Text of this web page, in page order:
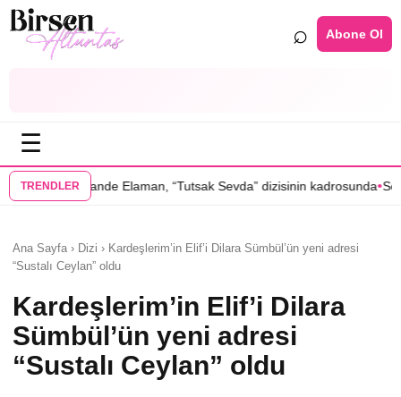
⌕ Abone Ol
☰
TRENDLER
“Tutsak Sevda” dizisinin kadrosunda•Serenay Sarıkaya’lı
Ana Sayfa › Dizi › Kardeşlerim’in Elif’i Dilara Sümbül’ün yeni adresi
“Sustalı Ceylan” oldu
Kardeşlerim’in Elif’i Dilara
Sümbül’ün yeni adresi
“Sustalı Ceylan” oldu